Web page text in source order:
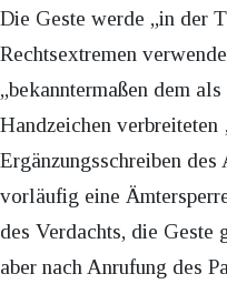
Die Geste werde „in der
Rechtsextremen
„bekanntermaßen dem
Handzeichen verbreiteten
Ergänzungsschreiben
vorläufig eine
des Verdachts, die Geste
aber nach Anrufung des